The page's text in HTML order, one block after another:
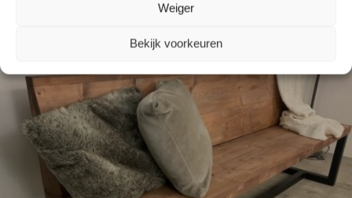
Weiger
Bekijk voorkeuren